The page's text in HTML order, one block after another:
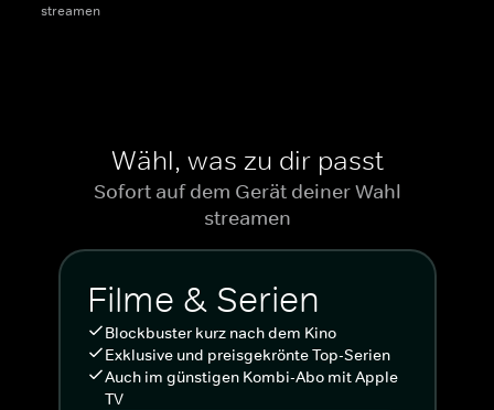
streamen
Wähl, was zu dir passt
Sofort auf dem Gerät deiner Wahl
streamen
Filme & Serien
Blockbuster kurz nach dem Kino
Exklusive und preisgekrönte Top-Serien
Auch im günstigen Kombi-Abo mit Apple
TV